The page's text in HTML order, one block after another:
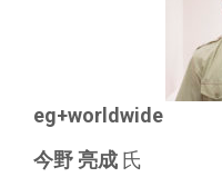
eg+worldwide
今野 亮成 氏